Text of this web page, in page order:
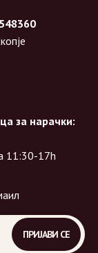
за нарачки:
11:30-17h